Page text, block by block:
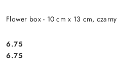
Flower box - 10 cm x 13 cm, czarny
Cena:
6.75
Cena:
6.75